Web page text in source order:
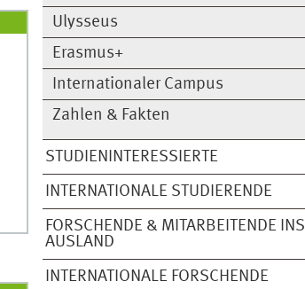
Ulysseus
Erasmus+
Internationaler Campus
Zahlen & Fakten
STUDIENINTERESSIERTE
INTERNATIONALE STUDIERENDE
FORSCHENDE & MITARBEITENDE INS
AUSLAND
INTERNATIONALE FORSCHENDE